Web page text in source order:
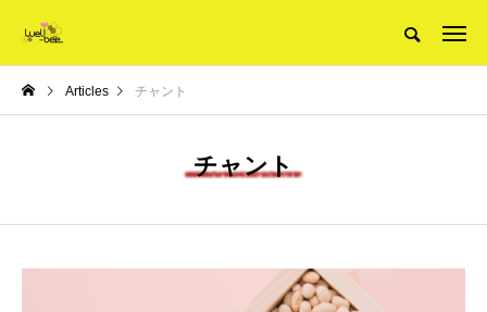
Articles チャント
チャント